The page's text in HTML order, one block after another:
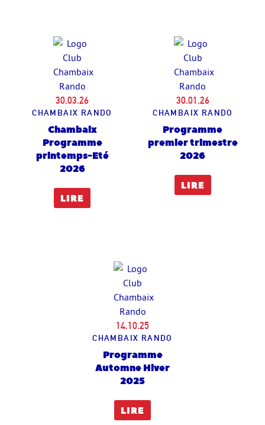
30.03.26
CHAMBAIX RANDO
Chambaix
Programme
printemps-Eté
2026
LIRE
30.01.26
CHAMBAIX RANDO
Programme
premier trimestre
2026
LIRE
14.10.25
CHAMBAIX RANDO
Programme
Automne Hiver
2025
LIRE